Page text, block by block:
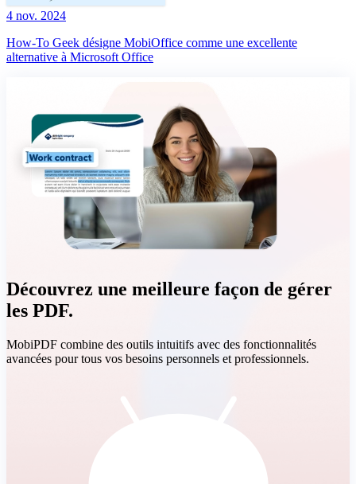
4 nov. 2024
How-To Geek désigne MobiOffice comme une excellente
alternative à Microsoft Office
Découvrez une meilleure façon de gérer
les PDF.
MobiPDF combine des outils intuitifs avec des fonctionnalités
avancées pour tous vos besoins personnels et professionnels.